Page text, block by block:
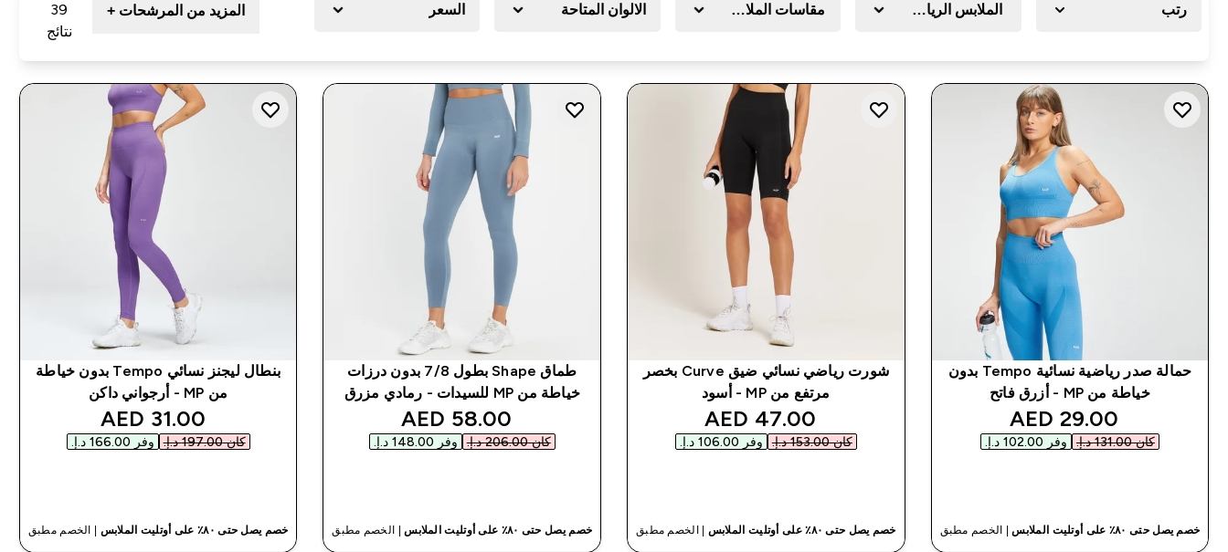
رتب الملابس الرياضية مقاسات الملابس الالوان المتاحة السعر المزيد من المرشحات +
39
نتائج
حمالة صدر رياضية نسائية Tempo بدون
خياطة من MP - أزرق فاتح
discounted price
29.00 AED‎
كان ‏131.00 د.إ.‏‎ وفر ‏102.00 د.إ.‏‎
خصم يصل حتى ٨٠٪ على أوتليت الملابس | الخصم مطبق
شورت رياضي نسائي ضيق Curve بخصر
مرتفع من MP - أسود
discounted price
47.00 AED‎
كان ‏153.00 د.إ.‏‎ وفر ‏106.00 د.إ.‏‎
خصم يصل حتى ٨٠٪ على أوتليت الملابس | الخصم مطبق
طماق Shape بطول 7/8 بدون درزات
خياطة من MP للسيدات - رمادي مزرق
discounted price
58.00 AED‎
كان ‏206.00 د.إ.‏‎ وفر ‏148.00 د.إ.‏‎
خصم يصل حتى ٨٠٪ على أوتليت الملابس | الخصم مطبق
بنطال ليجنز نسائي Tempo بدون خياطة
من MP - أرجواني داكن
discounted price
31.00 AED‎
كان ‏197.00 د.إ.‏‎ وفر ‏166.00 د.إ.‏‎
خصم يصل حتى ٨٠٪ على أوتليت الملابس | الخصم مطبق